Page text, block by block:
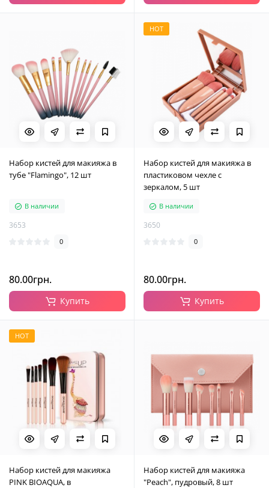
Набор кистей для макияжа в
тубе "Flamingo", 12 шт
В наличии
3653
0
80.00грн.
Купить
HOT
Набор кистей для макияжа в
пластиковом чехле с
зеркалом, 5 шт
В наличии
3650
0
80.00грн.
Купить
HOT
Набор кистей для макияжа
PINK BIOAQUA, в
Набор кистей для макияжа
"Peach", пудровый, 8 шт